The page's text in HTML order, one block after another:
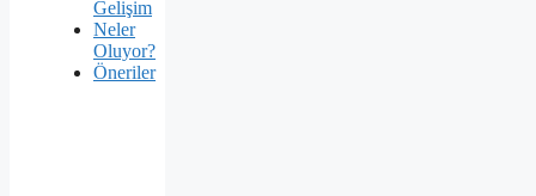
Gelişim
Neler
Oluyor?
Öneriler